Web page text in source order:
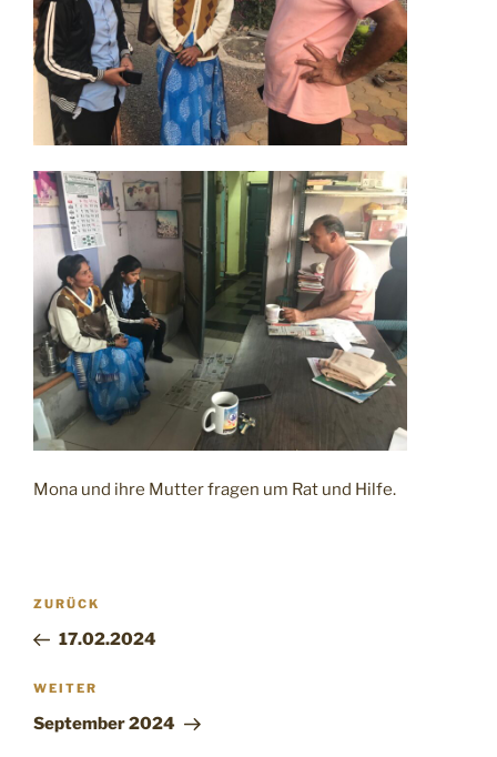
Mona und ihre Mutter fragen um Rat und Hilfe.
Beitragsnavigation
Vorheriger
Beitrag
ZURÜCK
17.02.2024
Nächster
Beitrag
WEITER
September 2024